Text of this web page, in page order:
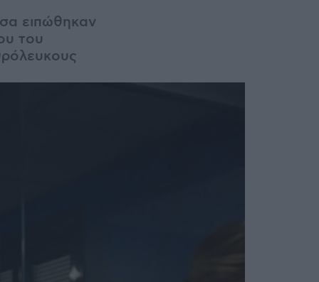
ειπώθηκαν
του